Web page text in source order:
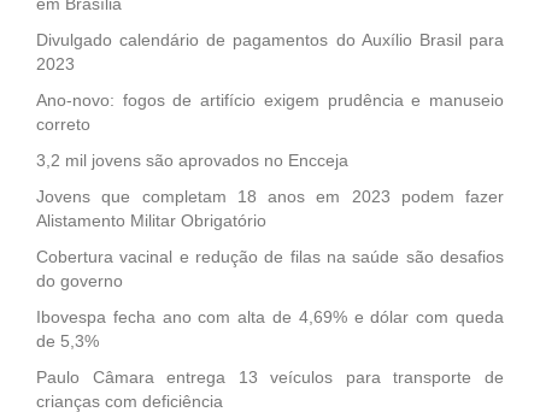
Divulgado calendário de pagamentos do Auxílio Brasil para
2023
Ano-novo: fogos de artifício exigem prudência e manuseio
correto
3,2 mil jovens são aprovados no Encceja
Jovens que completam 18 anos em 2023 podem fazer
Alistamento Militar Obrigatório
Cobertura vacinal e redução de filas na saúde são desafios
do governo
Ibovespa fecha ano com alta de 4,69% e dólar com queda
de 5,3%
Paulo Câmara entrega 13 veículos para transporte de
crianças com deficiência